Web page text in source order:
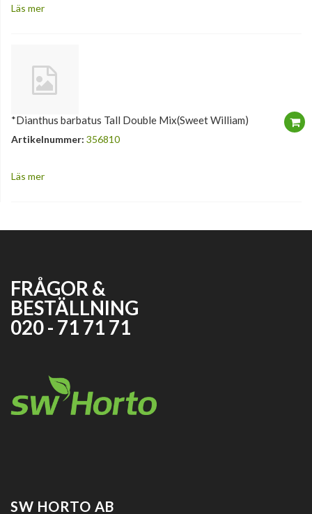
Läs mer
*Dianthus barbatus Tall Double Mix(Sweet William)
Artikelnummer: 356810
Läs mer
FRÅGOR &
BESTÄLLNING
020 - 71 71 71
SW HORTO AB